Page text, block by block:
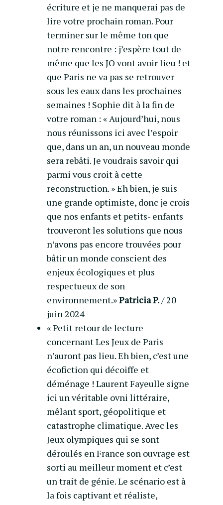
écriture et je ne manquerai pas de
lire votre prochain roman. Pour
terminer sur le même ton que
notre rencontre : j’espère tout de
même que les JO vont avoir lieu ! et
que Paris ne va pas se retrouver
sous les eaux dans les prochaines
semaines ! Sophie dit à la fin de
votre roman : « Aujourd’hui, nous
nous réunissons ici avec l’espoir
que, dans un an, un nouveau monde
sera rebâti. Je voudrais savoir qui
parmi vous croit à cette
reconstruction. » Eh bien, je suis
une grande optimiste, donc je crois
que nos enfants et petits- enfants
trouveront les solutions que nous
n’avons pas encore trouvées pour
bâtir un monde conscient des
enjeux écologiques et plus
respectueux de son
environnement.»Patricia P./ 20
juin 2024
« Petit retour de lecture
concernant Les Jeux de Paris
n’auront pas lieu. Eh bien, c’est une
écofiction qui décoiffe et
déménage ! Laurent Fayeulle signe
ici un véritable ovni littéraire,
mêlant sport, géopolitique et
catastrophe climatique. Avec les
Jeux olympiques qui se sont
déroulés en France son ouvrage est
sorti au meilleur moment et c’est
un trait de génie. Le scénario est à
la fois captivant et réaliste,